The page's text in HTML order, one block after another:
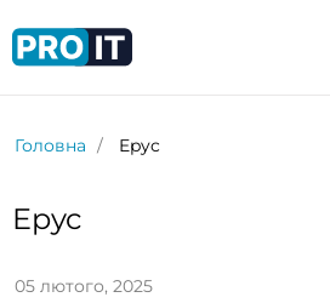
Головна Epyc
Epyc
05 лютого, 2025